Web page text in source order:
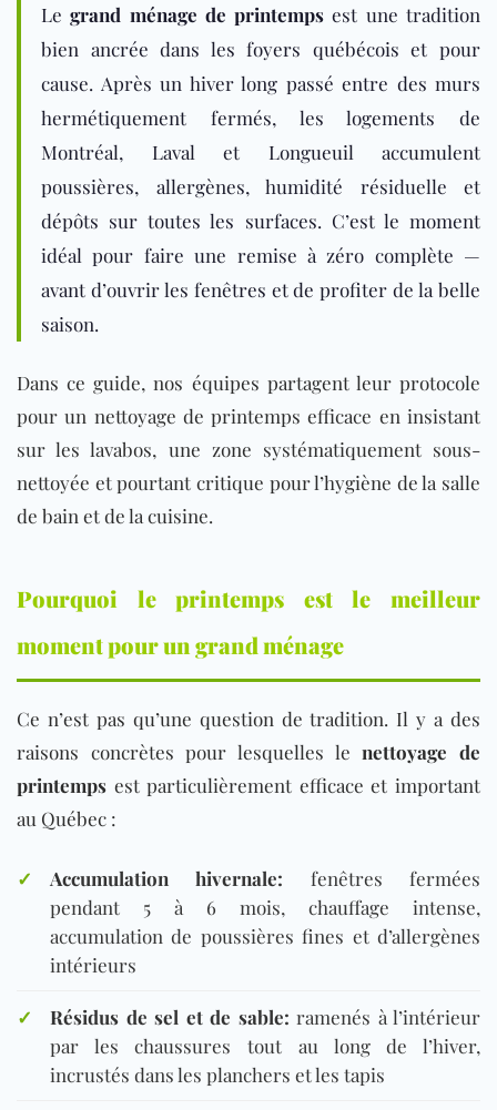
Legrand ménage de printemps est une tradition
bien ancrée dans les foyers québécois et pour
cause. Après un hiver long passé entre des murs
hermétiquement fermés, les logements de
Montréal, Laval et Longueuil accumulent
poussières, allergènes, humidité résiduelle et
dépôts sur toutes les surfaces. C’est le moment
idéal pour faire une remise à zéro complète —
avant d’ouvrir les fenêtres et de profiter de la belle
saison.
Dans ce guide, nos équipes partagent leur protocole
pour un nettoyage de printemps efficace en insistant
sur les lavabos, une zone systématiquement sous-
nettoyée et pourtant critique pour l’hygiène de la salle
de bain et de la cuisine.
Pourquoi le printemps est le meilleur
moment pour un grand ménage
Ce n’est pas qu’une question de tradition. Il y a des
raisons concrètes pour lesquelles lenettoyage de
printemps est particulièrement efficace et important
au Québec :
✓ Accumulation hivernale: fenêtres fermées
pendant 5 à 6 mois, chauffage intense,
accumulation de poussières fines et d’allergènes
intérieurs
✓ Résidus de sel et de sable: ramenés à l’intérieur
par les chaussures tout au long de l’hiver,
incrustés dans les planchers et les tapis